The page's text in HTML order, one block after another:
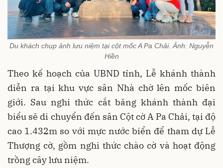
Du khách chụp ảnh lưu niệm tại cột mốc A Pa Chải. Ảnh: Nguyễn
Hiền
Theo kế hoạch của UBND tỉnh, Lễ khánh thành
diễn ra tại khu vực sân Nhà chờ lên mốc biên
giới. Sau nghi thức cắt băng khánh thành đại
biểu sẽ di chuyển đến sân Cột cờ A Pa Chải, tại độ
cao 1.432m so với mực nước biển để tham dự Lễ
Thượng cờ, gồm nghi thức chào cờ và hoạt động
trồng cây lưu niệm.